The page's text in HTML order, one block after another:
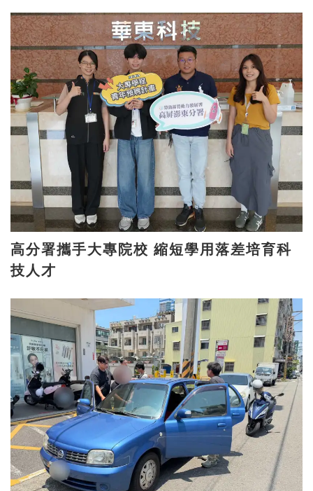
高分署攜手大專院校 縮短學用落差培育科
技人才